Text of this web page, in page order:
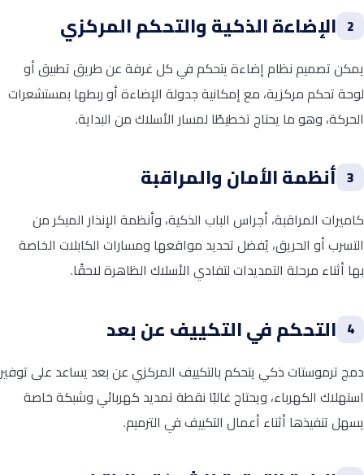
2 الإضاءة الذكية والتحكم المركزي
يمكن تصميم نظام إضاءة يتحكم في كل غرفة عن طريق تطبيق أو
لوحة تحكم مركزية، مع إمكانية جدولة الإضاءة أو ربطها بمستشعرات
الحركة، وهو ما يحتاج تخطيطًا لمسار الأسلاك من البداية.
3 أنظمة الأمان والمراقبة
كاميرات المراقبة، أجراس الباب الذكية، وأنظمة الإنذار المبكر من
التسرب أو الحريق، يُفضل تحديد مواقعها ومسارات الكابلات الخاصة
بها أثناء مرحلة التمديدات لتفادي الأسلاك الظاهرة لاحقًا.
4 التحكم في التكييف عن بعد
دمج ترموستات ذكي يتحكم بالتكييف المركزي عن بعد يساعد على توفير
استهلاك الكهرباء، ويحتاج غالبًا نقطة تمديد كهربائي وشبكة خاصة
يسهل تنفيذها أثناء أعمال التكييف في الترميم.